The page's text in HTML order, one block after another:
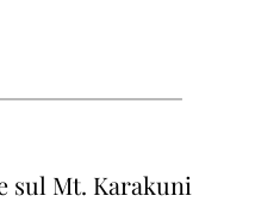
sul Mt. Karakuni